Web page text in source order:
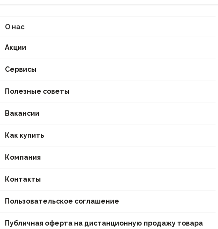
О нас
Акции
Сервисы
Полезные советы
Вакансии
Как купить
Компания
Контакты
Пользовательское соглашение
Публичная оферта на дистанционную продажу товара